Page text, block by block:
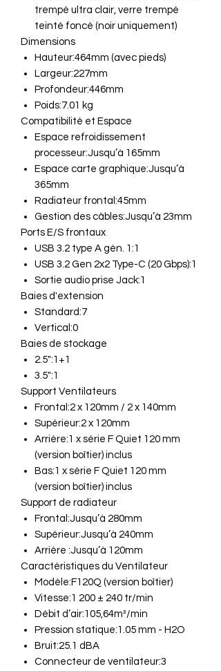
trempé ultra clair, verre trempé
teinté foncé (noir uniquement)
Dimensions
Hauteur:464mm (avec pieds)
Largeur:227mm
Profondeur:446mm
Poids:7.01 kg
Compatibilité et Espace
Espace refroidissement
processeur:Jusqu’à 165mm
Espace carte graphique:Jusqu’à
365mm
Radiateur frontal:45mm
Gestion des câbles:Jusqu’à 23mm
Ports E/S frontaux
USB 3.2 type A gén. 1:1
USB 3.2 Gen 2x2 Type-C (20 Gbps):1
Sortie audio prise Jack:1
Baies d'extension
Standard:7
Vertical:0
Baies de stockage
2.5":1+1
3.5":1
Support Ventilateurs
Frontal:2 x 120mm / 2 x 140mm
Supérieur:2 x 120mm
Arrière:1 x série F Quiet 120 mm
(version boîtier) inclus
Bas:1 x série F Quiet 120 mm
(version boîtier) inclus
Support de radiateur
Frontal:Jusqu’à 280mm
Supérieur:Jusqu’à 240mm
Arrière :Jusqu’à 120mm
Caractéristiques du Ventilateur
Modèle:F120Q (version boîtier)
Vitesse:1 200 ± 240 tr/min
Débit d’air:105,64m³/min
Pression statique:1.05 mm - H2O
Bruit:25.1 dBA
Connecteur de ventilateur:3